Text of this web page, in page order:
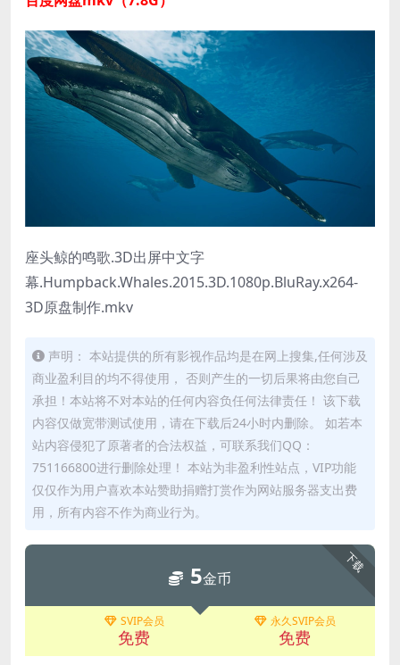
座头鲸的鸣歌.3D出屏中文字
幕.Humpback.Whales.2015.3D.1080p.BluRay.x264-
3D原盘制作.mkv
声明： 本站提供的所有影视作品均是在网上搜集,任何涉及
商业盈利目的均不得使用， 否则产生的一切后果将由您自己
承担！本站将不对本站的任何内容负任何法律责任！ 该下载
内容仅做宽带测试使用，请在下载后24小时内删除。 如若本
站内容侵犯了原著者的合法权益，可联系我们QQ：
751166800进行删除处理！ 本站为非盈利性站点，VIP功能
仅仅作为用户喜欢本站赞助捐赠打赏作为网站服务器支出费
用，所有内容不作为商业行为。
下载
5金币
SVIP会员
免费
永久SVIP会员
免费